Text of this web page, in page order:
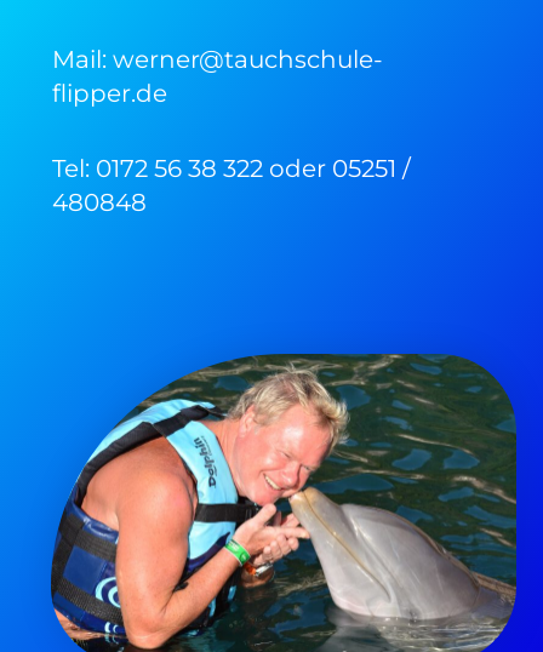
Mail: werner@tauchschule-
flipper.de
Tel: 0172 56 38 322 oder 05251 /
480848